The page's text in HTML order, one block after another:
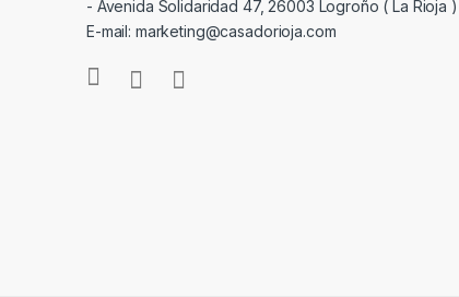
- Avenida Solidaridad 47, 26003 Logroño ( La Rioja )
E-mail: marketing@casadorioja.com